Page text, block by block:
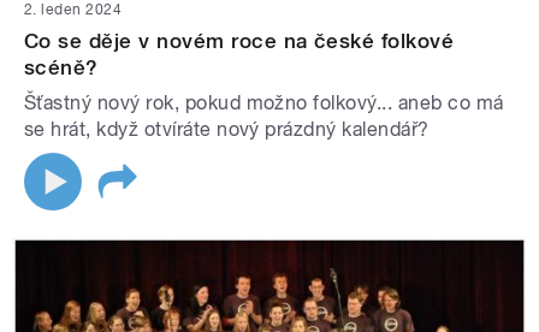
2. leden 2024
Co se děje v novém roce na české folkové
scéně?
Šťastný nový rok, pokud možno folkový... aneb co má
se hrát, když otvíráte nový prázdný kalendář?